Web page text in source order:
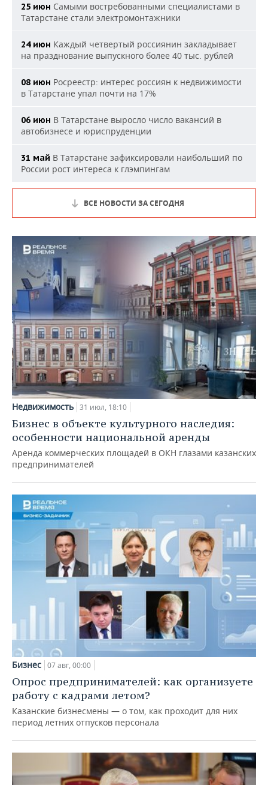
25 июн Самыми востребованными специалистами в
Татарстане стали электромонтажники
24 июн Каждый четвертый россиянин закладывает
на празднование выпускного более 40 тыс. рублей
08 июн Росреестр: интерес россиян к недвижимости
в Татарстане упал почти на 17%
06 июн В Татарстане выросло число вакансий в
автобизнесе и юриспруденции
31 май В Татарстане зафиксировали наибольший по
России рост интереса к глэмпингам
ВСЕ НОВОСТИ ЗА СЕГОДНЯ
Недвижимость 31 июл, 18:10
Бизнес в объекте культурного наследия:
особенности национальной аренды
Аренда коммерческих площадей в ОКН глазами казанских
предпринимателей
Бизнес 07 авг, 00:00
Опрос предпринимателей: как организуете
работу с кадрами летом?
Казанские бизнесмены — о том, как проходит для них
период летних отпусков персонала